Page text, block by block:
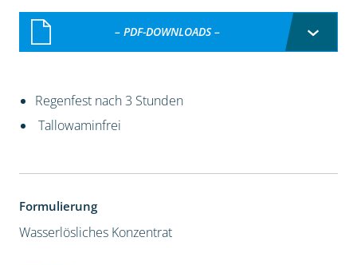
– PDF-DOWNLOADS –
Regenfest nach 3 Stunden
Tallowaminfrei
Formulierung
Wasserlösliches Konzentrat